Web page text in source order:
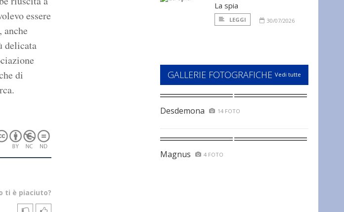
essere
delicata
di
ti è piaciuto?
La spia
LEGGI 30/07/2026
GALLERIE FOTOGRAFICHE Vedi tutte
Desdemona 14 FOTO
Magnus 4 FOTO